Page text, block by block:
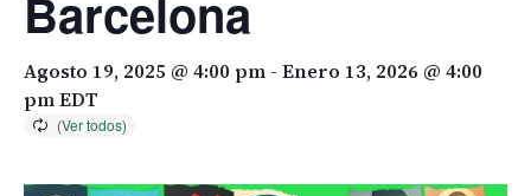
Barcelona
Agosto 19, 2025 @ 4:00 pm - Enero 13, 2026 @ 4:00
pmEDT